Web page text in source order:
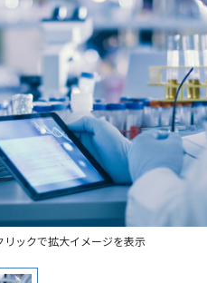
ックで拡大イメージを表示